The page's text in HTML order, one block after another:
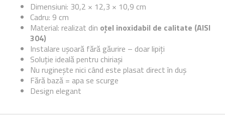
Dimensiuni: 30,2 × 12,3 × 10,9 cm
Cadru: 9 cm
Material: realizat din oțel inoxidabil de calitate (AISI
304)
Instalare ușoară fără găurire – doar lipiți
Soluție ideală pentru chiriași
Nu ruginește nici când este plasat direct în duș
Fără bază = apa se scurge
Design elegant